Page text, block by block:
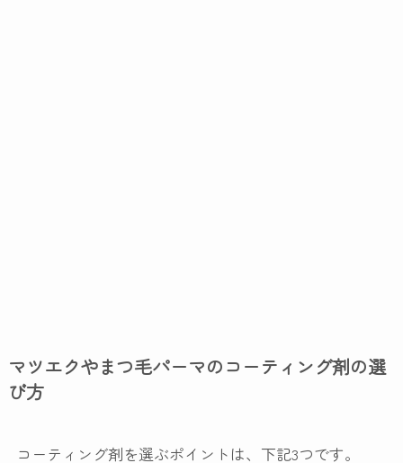
マツエクやまつ毛パーマのコーティング剤の選
び方
コーティング剤を選ぶポイントは、下記3つです。